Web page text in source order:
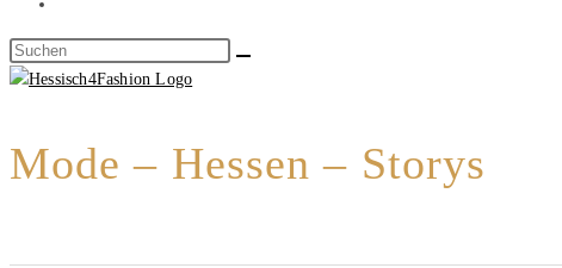
Mode – Hessen – Storys